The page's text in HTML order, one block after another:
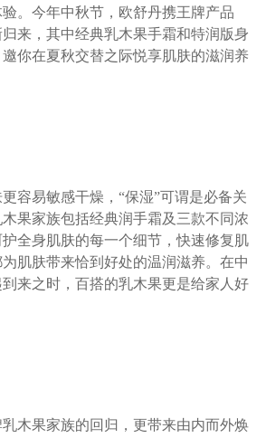
。今年中秋节，欧舒丹携王牌产品
来，其中经典乳木果手霜和特润版身
你在夏秋交替之际悦享肌肤的滋润养
易敏感干燥，“保湿”可谓是必备关
果家族包括经典润手霜及三款不同浓
全身肌肤的每一个细节，快速修复肌
肌肤带来恰到好处的温润滋养。在中
来之时，百搭的乳木果更是给家人好
果家族的回归，更带来由内而外焕